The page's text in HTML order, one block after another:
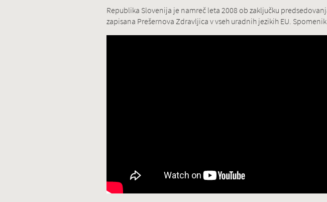
Republika Slovenija je namreč leta 2008 ob zaključku
zapisana Prešernova Zdravljica v vseh uradnih jezikih EU.